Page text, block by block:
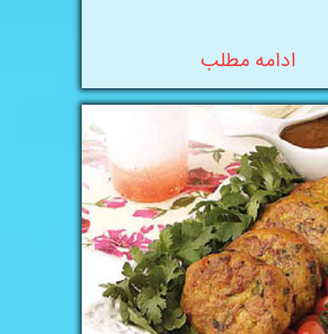
ادامه مطلب